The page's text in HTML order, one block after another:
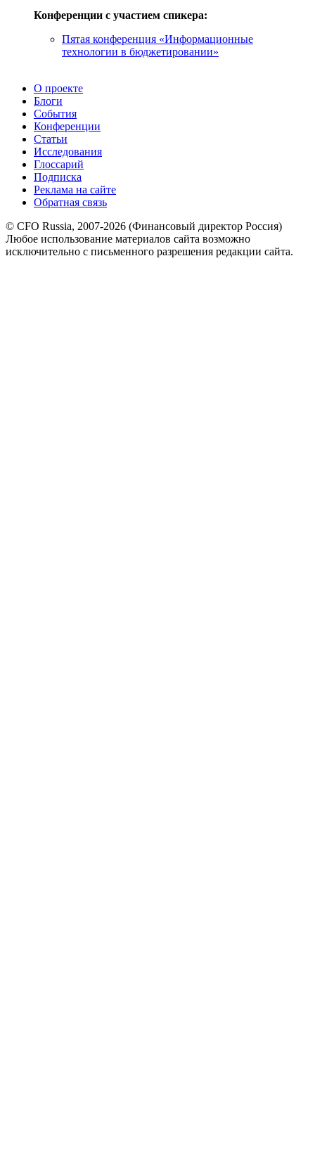
Конференции с участием спикера:
Пятая конференция «Информационные
технологии в бюджетировании»
О проекте
Блоги
События
Конференции
Статьи
Исследования
Глоссарий
Подписка
Реклама на сайте
Обратная связь
© CFO Russia, 2007-2026 (Финансовый директор Россия)
Любое использование материалов сайта возможно
исключительно с письменного разрешения редакции сайта.